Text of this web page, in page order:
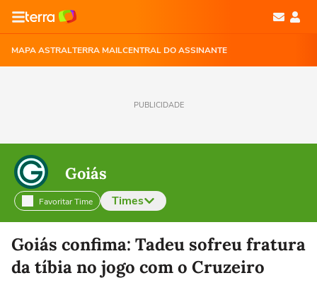
MAPA ASTRALTERRA MAILCENTRAL DO ASSINANTE
PUBLICIDADE
Goiás
Favoritar Time Times
Selecione o time para ver as notícias
Goiás confima: Tadeu sofreu fratura
da tíbia no jogo com o Cruzeiro